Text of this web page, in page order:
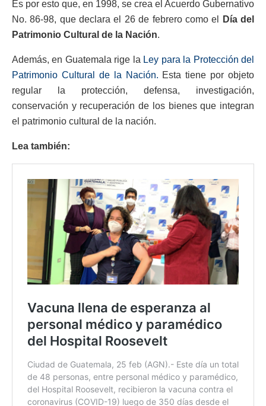
Es por esto que, en 1998, se crea el Acuerdo Gubernativo
No. 86-98, que declara el 26 de febrero como el
Día del
Patrimonio Cultural de la Nación.
Además, en Guatemala rige la Ley para la Protección del
Patrimonio Cultural de la Nación. Esta tiene por objeto
regular la protección, defensa, investigación,
conservación y recuperación de los bienes que integran
el patrimonio cultural de la nación.
Lea también: